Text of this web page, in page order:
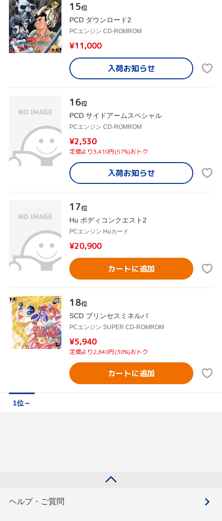
15位
PCD ダウンロード2
PCエンジン CD-ROMROM
¥11,000
入荷お知らせ
16位
PCD サイドアームスペシャル
PCエンジン CD-ROMROM
¥2,530
定価より3,410円(57%)おトク
入荷お知らせ
17位
Hu ボディコンクエスト2
PCエンジン Huカード
¥20,900
カートに追加
18位
SCD プリンセスミネルバ
PCエンジン SUPER CD-ROMROM
¥5,940
定価より2,640円(30%)おトク
カートに追加
1位～
ヘルプ・ご質問